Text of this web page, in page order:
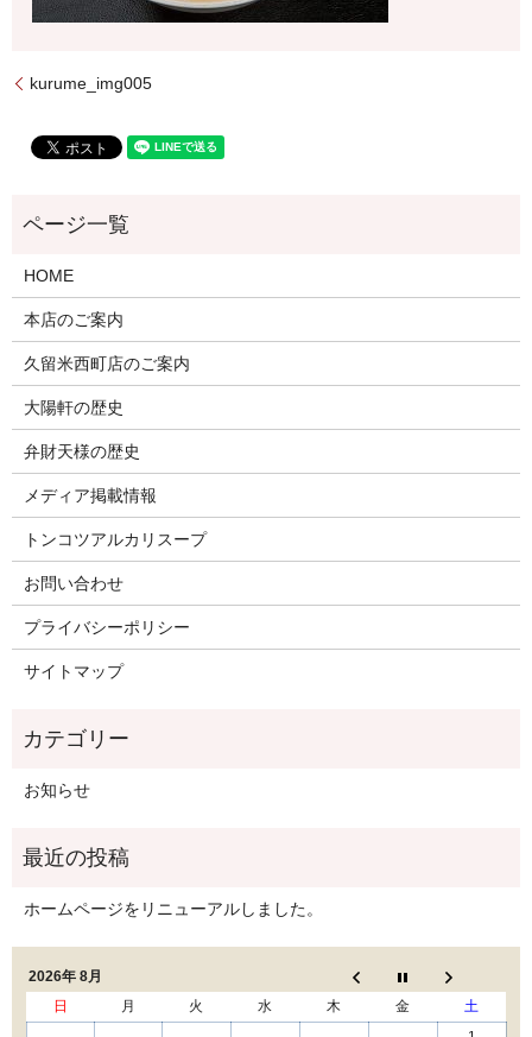
kurume_img005
HOME
本店のご案内
久留米西町店のご案内
大陽軒の歴史
弁財天様の歴史
メディア掲載情報
トンコツアルカリスープ
お問い合わせ
プライバシーポリシー
サイトマップ
お知らせ
ホームページをリニューアルしました。
2026年 8月
日
月 火 水 木 金
土